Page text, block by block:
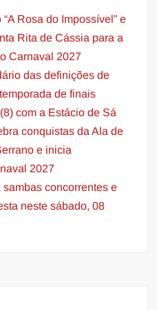
Rosa do Impossível” e
Rita de Cássia para a
Carnaval 2027
das definições de
de finais
com a Estácio de Sá
conquistas da Ala de
e inicia
2027
concorrentes e
neste sábado, 08